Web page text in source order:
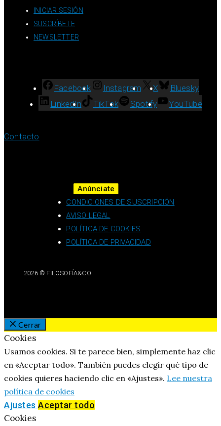
INICIAR SESIÓN
SUSCRÍBETE
NEWSLETTER
Facebook Instagram X
Bluesky
LinkedIn
TikTok Spotify YouTube
Contacto
Anúnciate
CONDICIONES DE SUSCRIPCIÓN
AVISO LEGAL
POLÍTICA DE COOKIES
POLÍTICA DE PRIVACIDAD
2026 © FILOSOFÍA&CO
Cerrar
Cookies
Usamos cookies. Si te parece bien, simplemente haz clic
en «Aceptar todo». También puedes elegir qué tipo de
cookies quieres haciendo clic en «Ajustes». Lee nuestra
política de cookies
Ajustes Aceptar todo
Cookies